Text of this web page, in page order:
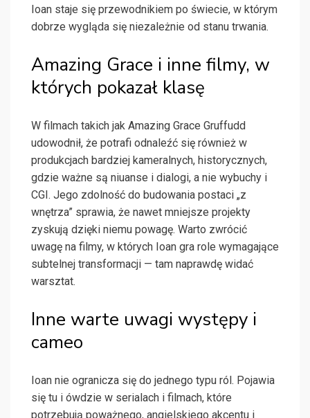
Ioan staje się przewodnikiem po świecie, w którym
dobrze wygląda się niezależnie od stanu trwania.
Amazing Grace i inne filmy, w
których pokazał klasę
W filmach takich jak Amazing Grace Gruffudd
udowodnił, że potrafi odnaleźć się również w
produkcjach bardziej kameralnych, historycznych,
gdzie ważne są niuanse i dialogi, a nie wybuchy i
CGI. Jego zdolność do budowania postaci „z
wnętrza” sprawia, że nawet mniejsze projekty
zyskują dzięki niemu powagę. Warto zwrócić
uwagę na filmy, w których Ioan gra role wymagające
subtelnej transformacji — tam naprawdę widać
warsztat.
Inne warte uwagi występy i
cameo
Ioan nie ogranicza się do jednego typu ról. Pojawia
się tu i ówdzie w serialach i filmach, które
potrzebują poważnego, angielskiego akcentu i